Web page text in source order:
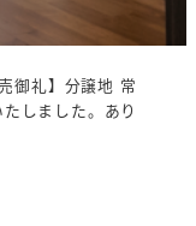
売御礼】分譲地 常
しました。あり